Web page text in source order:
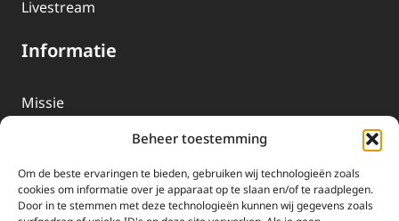
Beheer toestemming
Om de beste ervaringen te bieden, gebruiken wij technologieën zoals
cookies om informatie over je apparaat op te slaan en/of te raadplegen.
Door in te stemmen met deze technologieën kunnen wij gegevens zoals
Livestream
Informatie
Missie
EWTN-Team